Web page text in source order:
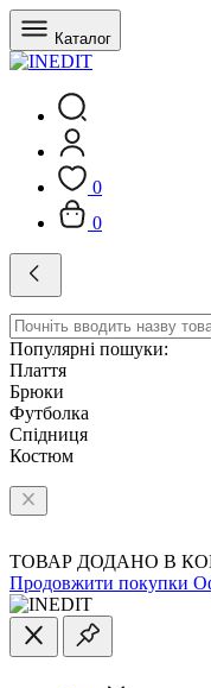
Каталог
0
0
Популярні пошуки:
Плаття
Брюки
Футболка
Спідниця
Костюм
ТОВАР ДОДАНО В
Продовжити покупки